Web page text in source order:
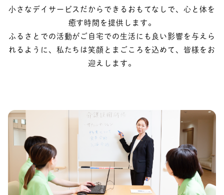
小さなデイサービスだからできるおもてなしで、心と体を
癒す時間を提供します。
ふるさとでの活動がご自宅での生活にも良い影響を与えら
れるように、私たちは笑顔とまごころを込めて、皆様をお
迎えします。